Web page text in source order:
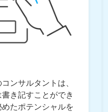
ンサルタントは、
き記すことができ
たポテンシャルを